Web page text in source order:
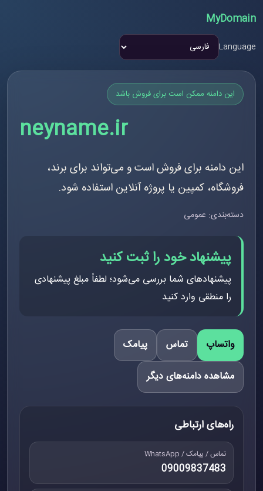
MyDomain
Language
این دامنه ممکن است برای فروش باشد
neyname.ir
این دامنه برای فروش است و می‌تواند برای برند،
فروشگاه، کمپین یا پروژه آنلاین استفاده شود.
دسته‌بندی: عمومی
پیشنهاد خود را ثبت کنید
پیشنهادهای شما بررسی می‌شود؛ لطفاً مبلغ پیشنهادی
را منطقی وارد کنید
واتساپ تماس
پیامک
مشاهده دامنه‌های دیگر
راه‌های ارتباطی
تماس / پیامک / WhatsApp
09009837483